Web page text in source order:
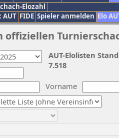
Elozahl
AUT FIDE Spieler anmelden Elo
Vorname
AUT-Elolisten
7.518